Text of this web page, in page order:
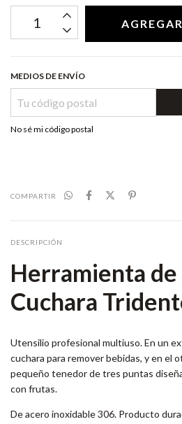
MEDIOS DE ENVÍO
No sé mi código postal
COMPARTIR
DESCRIPCIÓN
Herramienta
Cuchara
Utensilio profesional multiuso. En un
cuchara para remover bebidas, y en el
pequeño tenedor de tres puntas
con frutas.
De acero inoxidable 306. Producto